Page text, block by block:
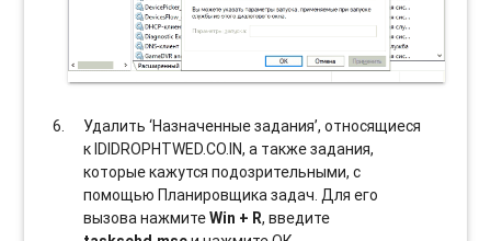
Удалить ‘Назначенные задания’, относящиеся
к IDIDROPHTWED.CO.IN, а также задания,
которые кажутся подозрительными, с
помощью Планировщика задач. Для его
вызова нажмитеWin + R, введите